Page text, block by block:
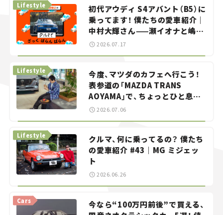
初代アウディ S4アバント（B5）に
乗ってます！ 僕たちの愛車紹介｜
中村大輝さん——瀬イオナと嶋田
智之の「クルマでざっくばらんば
Lifestyle
2026.07.17
今度、マツダのカフェへ行こう！
表参道の「MAZDA TRANS
AOYAMA」で、ちょっとひと息。
——連載｜CCGとクルマでどうす
Lifestyle
2026.07.06
クルマ、何に乗ってるの？ 僕たち
の愛車紹介 #43｜MG ミジェッ
ト
Lifestyle
2026.06.26
今なら“100万円前後”で買える、
Cars